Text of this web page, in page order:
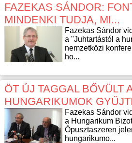
FAZEKAS SÁNDOR:
MINDENKI TUDJA, MI...
Fazekas Sándor
a "Juhtartástól a
nemzetközi
ho...
ÖT ÚJ TAGGAL BŐVÜLT
HUNGARIKUMOK
Fazekas Sándor
a Hungarikum
Ópusztaszeren
hungarikumo...